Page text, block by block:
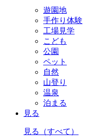
遊園地
手作り体験
工場見学
こども
公園
ペット
自然
山登り
温泉
泊まる
見る
見る （すべて）